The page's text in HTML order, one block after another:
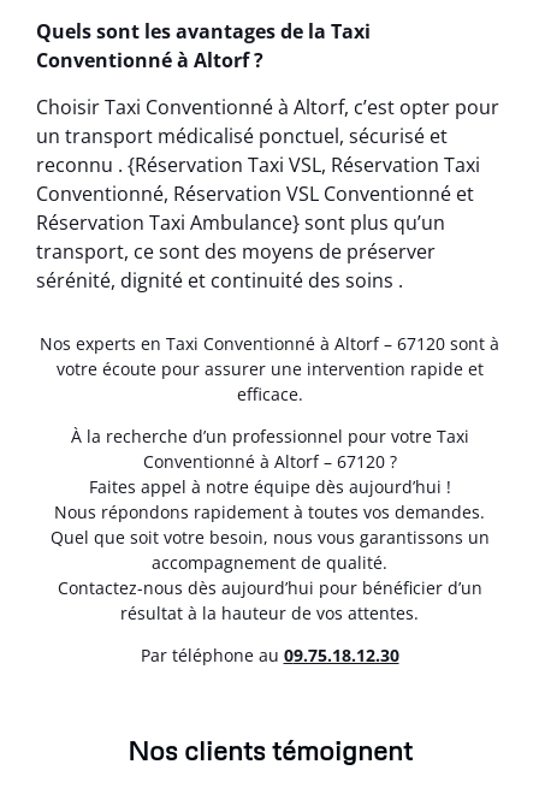
Quels sont les avantages de la Taxi
Conventionné à Altorf ?
Choisir Taxi Conventionné à Altorf, c’est opter pour
un transport médicalisé ponctuel, sécurisé et
reconnu . {Réservation Taxi VSL, Réservation Taxi
Conventionné, Réservation VSL Conventionné et
Réservation Taxi Ambulance} sont plus qu’un
transport, ce sont des moyens de préserver
sérénité, dignité et continuité des soins .
Nos experts en Taxi Conventionné à Altorf – 67120 sont à
votre écoute pour assurer une intervention rapide et
efficace.
À la recherche d’un professionnel pour votre Taxi
Conventionné à Altorf – 67120 ?
Faites appel à notre équipe dès aujourd’hui !
Nous répondons rapidement à toutes vos demandes.
Quel que soit votre besoin, nous vous garantissons un
accompagnement de qualité.
Contactez-nous dès aujourd’hui pour bénéficier d’un
résultat à la hauteur de vos attentes.
Par téléphone au 09.75.18.12.30
Nos clients témoignent